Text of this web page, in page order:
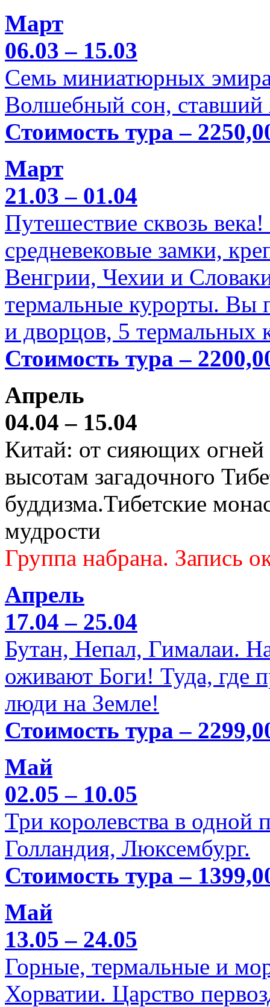
Март
06.03 – 15.03
Семь миниатюрных
Волшебный сон, ставший
Стоимость тура –
Март
21.03 – 01.04
Путешествие сквозь
средневековые замки,
Венгрии, Чехии и
термальные курорты. Вы
и дворцов, 5 термальных
Стоимость тура –
Апрель
04.04 – 15.04
Китай: от сияющих
высотам загадочного
буддизма.Тибетские
мудрости
Группа набрана. Запись
Апрель
17.04 – 25.04
Бутан, Непал, Гималаи.
оживают Боги! Туда, где
люди на Земле!
Стоимость тура –
Май
02.05 – 10.05
Три королевства в одной
Голландия, Люксембург.
Стоимость тура –
Май
13.05 – 24.05
Горные, термальные и
Хорватии. Царство